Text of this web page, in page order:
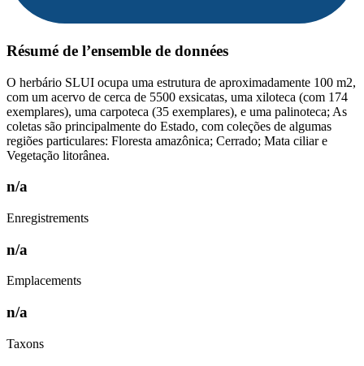
Résumé de l’ensemble de données
O herbário SLUI ocupa uma estrutura de aproximadamente 100 m2,
com um acervo de cerca de 5500 exsicatas, uma xiloteca (com 174
exemplares), uma carpoteca (35 exemplares), e uma palinoteca; As
coletas são principalmente do Estado, com coleções de algumas
regiões particulares: Floresta amazônica; Cerrado; Mata ciliar e
Vegetação litorânea.
n/a
Enregistrements
n/a
Emplacements
n/a
Taxons